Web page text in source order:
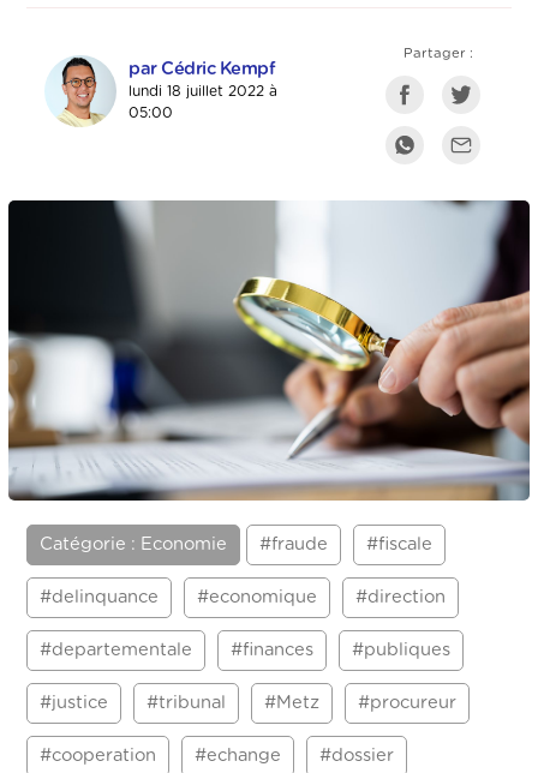
par Cédric Kempf
lundi 18 juillet 2022 à
05:00
Partager :
Catégorie : Economie #fraude #fiscale
#delinquance #economique #direction
#departementale #finances #publiques
#justice #tribunal #Metz #procureur
#cooperation #echange #dossier